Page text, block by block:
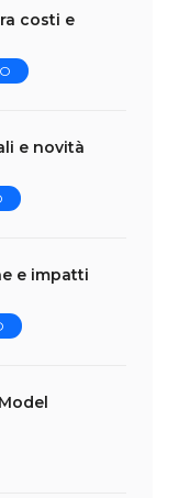
costi e
e novità
e impatti